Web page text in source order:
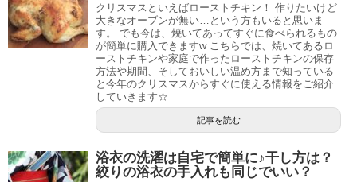
クリスマスといえばローストチキン！ 作りたいけど
大きなオーブンが無い…という方もいると思いま
す。 でも今は、焼いてあってすぐに食べられるもの
が簡単に購入できますw こちらでは、焼いてあるロ
ーストチキンや家庭で作ったローストチキンの保存
方法や期間、そしておいしい温め方まで知っている
と今年のクリスマスからすぐに使える情報をご紹介
していきます☆
記事を読む
浴衣の洗濯は自宅で簡単に♪干し方は？
絞りの浴衣の手入れも同じでいい？